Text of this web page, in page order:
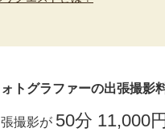
トグラファーの出張撮影
撮影が 50分 11,000円